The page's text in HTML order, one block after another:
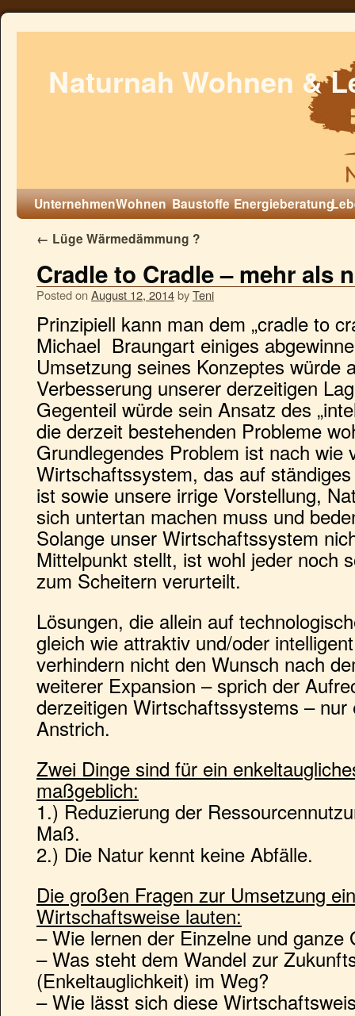
Naturnah Wohnen &
UnternehmenWohnen Baustoffe Energieberatung
← Lüge Wärmedämmung ?
Cradle to Cradle – mehr als
Posted on August 12, 2014byTeni
Prinzipiell kann man dem „cradle to
Michael Braungart einiges
Umsetzung seines Konzeptes würde
Verbesserung unserer derzeitigen
Gegenteil würde sein Ansatz des
die derzeit bestehenden Probleme
Grundlegendes Problem ist nach wie
Wirtschaftssystem, das auf
ist sowie unsere irrige Vorstellung,
sich untertan machen muss und
Solange unser Wirtschaftssystem
Mittelpunkt stellt, ist wohl jeder noch
zum Scheitern verurteilt.
Lösungen, die allein auf
gleich wie attraktiv und/oder
verhindern nicht den Wunsch nach
weiterer Expansion – sprich der
derzeitigen Wirtschaftssystems – nur
Anstrich.
Zwei Dinge sind für ein
maßgeblich:
1.) Reduzierung der
Maß.
2.) Die Natur kennt keine Abfälle.
Die großen Fragen zur Umsetzung
Wirtschaftsweise lauten:
– Wie lernen der Einzelne und ganze
– Was steht dem Wandel zur
(Enkeltauglichkeit) im Weg?
– Wie lässt sich diese